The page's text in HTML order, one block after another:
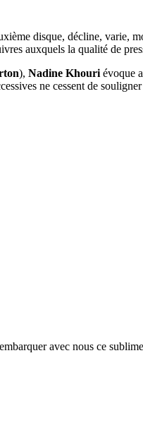
disque, décline, varie,
auxquels la qualité de
), Nadine Khouri évoque
ne cessent de
avec nous ce